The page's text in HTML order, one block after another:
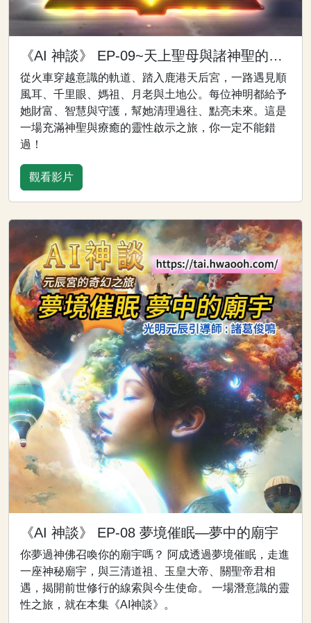
《AI 神談》 EP-09~天上聖母與諸神聖的護佑
從火車穿越意識的軌道、踏入鹿港天后宮，一路遇見順
風耳、千里眼、媽祖、月老與土地公。每位神明都給予
她財富、智慧與守護，幫她清理過往、點亮未來。這是
一場充滿神聖與療癒的靈性啟示之旅，你一定不能錯
過！
觀看影片
《AI 神談》 EP-08 夢境催眠—夢中的廟宇
你夢過神佛召喚你的廟宇嗎？ 阿成透過夢境催眠，走進
一座神秘廟宇，與三清道祖、玉皇大帝、關聖帝君相
遇，揭開前世修行的線索與今生使命。 一場潛意識的靈
性之旅，就在本集《AI神談》。